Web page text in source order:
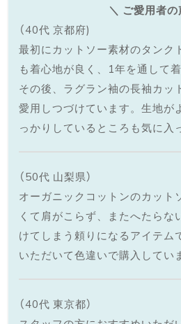
＼ ご愛用者の
（40代 京都府)
最初にカットソー素材のタンク
も着心地が良く、1年を通して着
その後、ラグラン袖の長袖カッ
愛用しつづけています。生地が
っかりしているところも気に入
（50代 山梨県）
オーガニックコットンのカット
くて肩がこらず、またへたらな
けてしまう頼りになるアイテム
いただいて色違いで購入してい
（40代 東京都）